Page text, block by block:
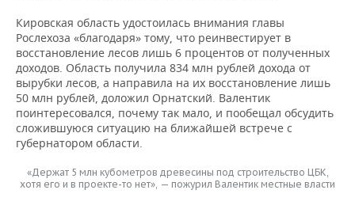
Кировская область удостоилась внимания главы
Рослехоза «благодаря» тому, что реинвестирует в
восстановление лесов лишь 6 процентов от полученных
доходов. Область получила 834 млн рублей дохода от
вырубки лесов, а направила на их восстановление лишь
50 млн рублей, доложил Орнатский. Валентик
поинтересовался, почему так мало, и пообещал обсудить
сложившуюся ситуацию на ближайшей встрече с
губернатором области.
«Держат 5 млн кубометров древесины под строительство ЦБК,
хотя его и в проекте-то нет», — пожурил Валентик местные власти